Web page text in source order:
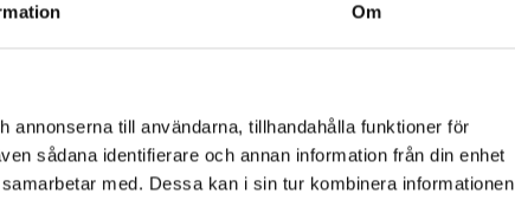
Om
annonserna till användarna, tillhandahålla funktioner för
sådana identifierare och annan information från din enhet
med. Dessa kan i sin tur kombinera informationen